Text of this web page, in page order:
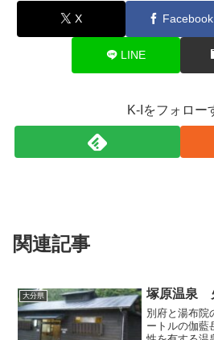
X Facebook
LINE
K-Iをフォロー
関連記事
大分県 塚原温泉
別府と湯布院
ートルの伽藍